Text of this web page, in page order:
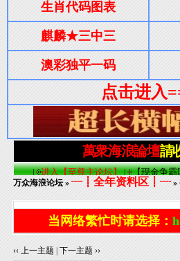
万众海浪论坛 »┈┋全年资料区┋┈»
当网络繁忙时请选择：
‹‹ 上一主题 |下一主题 ››